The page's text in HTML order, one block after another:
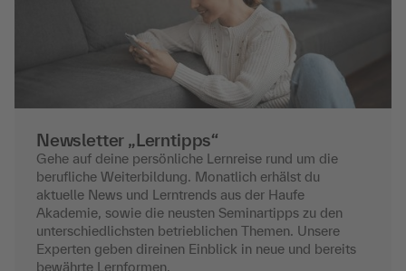
Newsletter „Lerntipps“
Gehe auf deine persönliche Lernreise rund um die
berufliche Weiterbildung. Monatlich erhälst du
aktuelle News und Lerntrends aus der Haufe
Akademie, sowie die neusten Seminartipps zu den
unterschiedlichsten betrieblichen Themen. Unsere
Experten geben direinen Einblick in neue und bereits
bewährte Lernformen.